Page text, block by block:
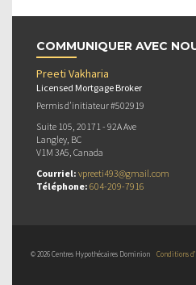
COMMUNIQUER AVEC
Preeti Vakharia
Licensed Mortgage Broker
Permis d’initiateur #502919
Suite 105, 20171 - 92A Ave
Langley, BC
V1M 3A5, Canada
Courriel: vpreeti493@gmail.com
Téléphone: 604-209-7916
© 2026 Centres Hypothécaires Dominion Conditions